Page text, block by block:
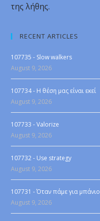
της λήθης.
RECENT ARTICLES
107735 - Slow walkers
August 9, 2026
107734 - Η θέση μας είναι εκεί
August 9, 2026
107733 - Valorize
August 9, 2026
107732 - Use strategy
August 9, 2026
107731 - Όταν πάμε για μπάνιο
August 9, 2026